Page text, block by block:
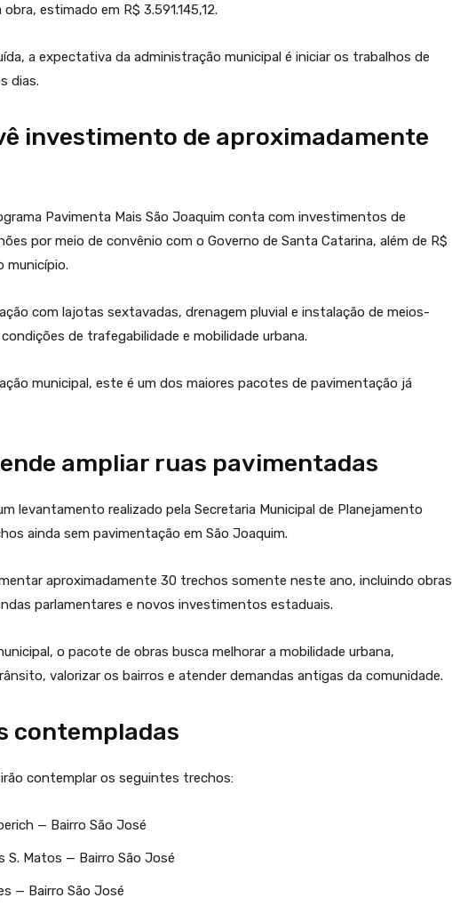
estimado em R$ 3.591.145,12.
a expectativa da administração municipal é iniciar os trabalhos de
dias.
investimento de aproximadamente
Pavimenta Mais São Joaquim conta com investimentos de
por meio de convênio com o Governo de Santa Catarina, além de R$
município.
com lajotas sextavadas, drenagem pluvial e instalação de meios-
de trafegabilidade e mobilidade urbana.
municipal, este é um dos maiores pacotes de pavimentação já
ampliar ruas pavimentadas
levantamento realizado pela Secretaria Municipal de Planejamento
ainda sem pavimentação em São Joaquim.
aproximadamente 30 trechos somente neste ano, incluindo obras
parlamentares e novos investimentos estaduais.
o pacote de obras busca melhorar a mobilidade urbana,
valorizar os bairros e atender demandas antigas da comunidade.
contempladas
contemplar os seguintes trechos:
— Bairro São José
S. Matos — Bairro São José
— Bairro São José